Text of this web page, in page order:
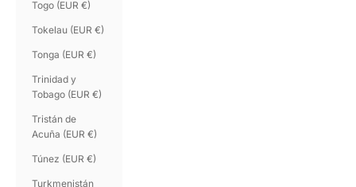
Togo (EUR €)
Tokelau (EUR €)
Tonga (EUR €)
Trinidad y
Tobago (EUR €)
Tristán de
Acuña (EUR €)
Túnez (EUR €)
Turkmenistán